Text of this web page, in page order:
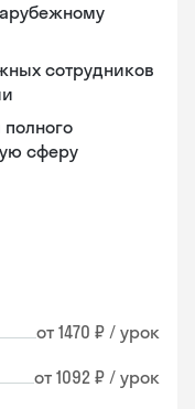
сотрудников
сферу
от 1470 ₽ / урок
от 1092 ₽ / урок